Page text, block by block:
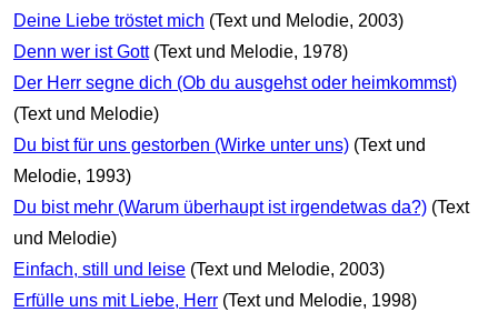
Deine Liebe tröstet mich (Text und Melodie, 2003)
Denn wer ist Gott (Text und Melodie, 1978)
Der Herr segne dich (Ob du ausgehst oder heimkommst)
(Text und Melodie)
Du bist für uns gestorben (Wirke unter uns) (Text und
Melodie, 1993)
Du bist mehr (Warum überhaupt ist irgendetwas da?) (Text
und Melodie)
Einfach, still und leise (Text und Melodie, 2003)
Erfülle uns mit Liebe, Herr (Text und Melodie, 1998)